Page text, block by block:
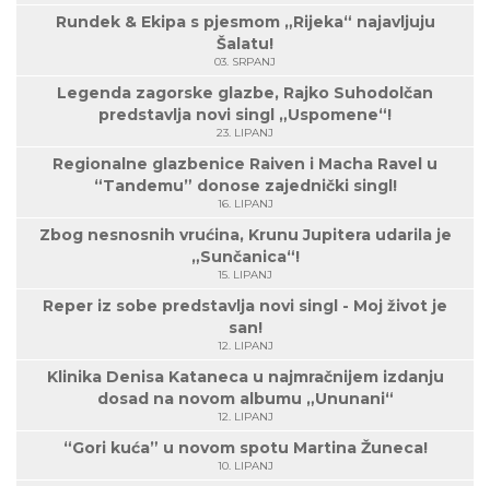
Rundek & Ekipa s pjesmom „Rijeka“ najavljuju
Šalatu!
03. SRPANJ
Legenda zagorske glazbe, Rajko Suhodolčan
predstavlja novi singl „Uspomene“!
23. LIPANJ
Regionalne glazbenice Raiven i Macha Ravel u
“Tandemu” donose zajednički singl!
16. LIPANJ
Zbog nesnosnih vrućina, Krunu Jupitera udarila je
„Sunčanica“!
15. LIPANJ
Reper iz sobe predstavlja novi singl - Moj život je
san!
12. LIPANJ
Klinika Denisa Kataneca u najmračnijem izdanju
dosad na novom albumu „Ununani“
12. LIPANJ
“Gori kuća” u novom spotu Martina Žuneca!
10. LIPANJ